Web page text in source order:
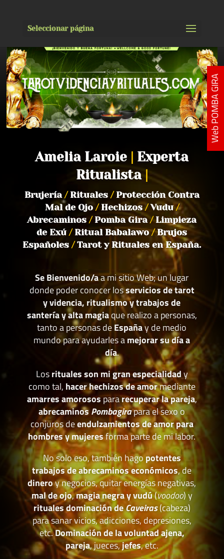
Seleccionar página
Amelia Laroie
Experta
Ritualista
Brujería /Rituales /Protección Contra
Mal de Ojo /Hechizos/Vudu/
Abrecaminos/Pomba Gira/Limpieza
de Exú/Ritual Babalawo/Brujos
Españoles/Tarot y Rituales en España.
Se Bienvenido/aa mi sitio Web; un lugar
donde poder conocer losservicios de tarot
y videncia, ritualismo y trabajos de
santería y alta magiaque realizo a personas,
tanto a personas deEspañay de medio
mundo para ayudarles amejorar su día a
día.
Losrituales son mi gran especialidady
como tal, hacer hechizos de amormediante
amarres amorosospararecuperar la pareja,
abrecaminosPombagirapara el sexo o
conjuros deendulzamientos de amor para
hombres y mujeresforma parte de mi labor.
No solo eso, también hagopotentes
trabajos de abrecaminos económicos, de
dineroy negocios, quitar energías negativas,
mal de ojo,magia negra y vudú(voodoo) y
rituales dominación deCaveiras(cabeza)
para sanar vicios, adicciones, depresiones,
etc.Dominación de la voluntad ajena,
pareja, jueces,jefes, etc.
Web POMBA GIRA